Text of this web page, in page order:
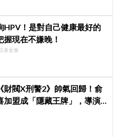
HPV！是對自己健康最好的
握現在不嫌晚！
基金會
財閥X刑警2》帥氣回歸！俞
加盟成「隱藏王牌」，導演